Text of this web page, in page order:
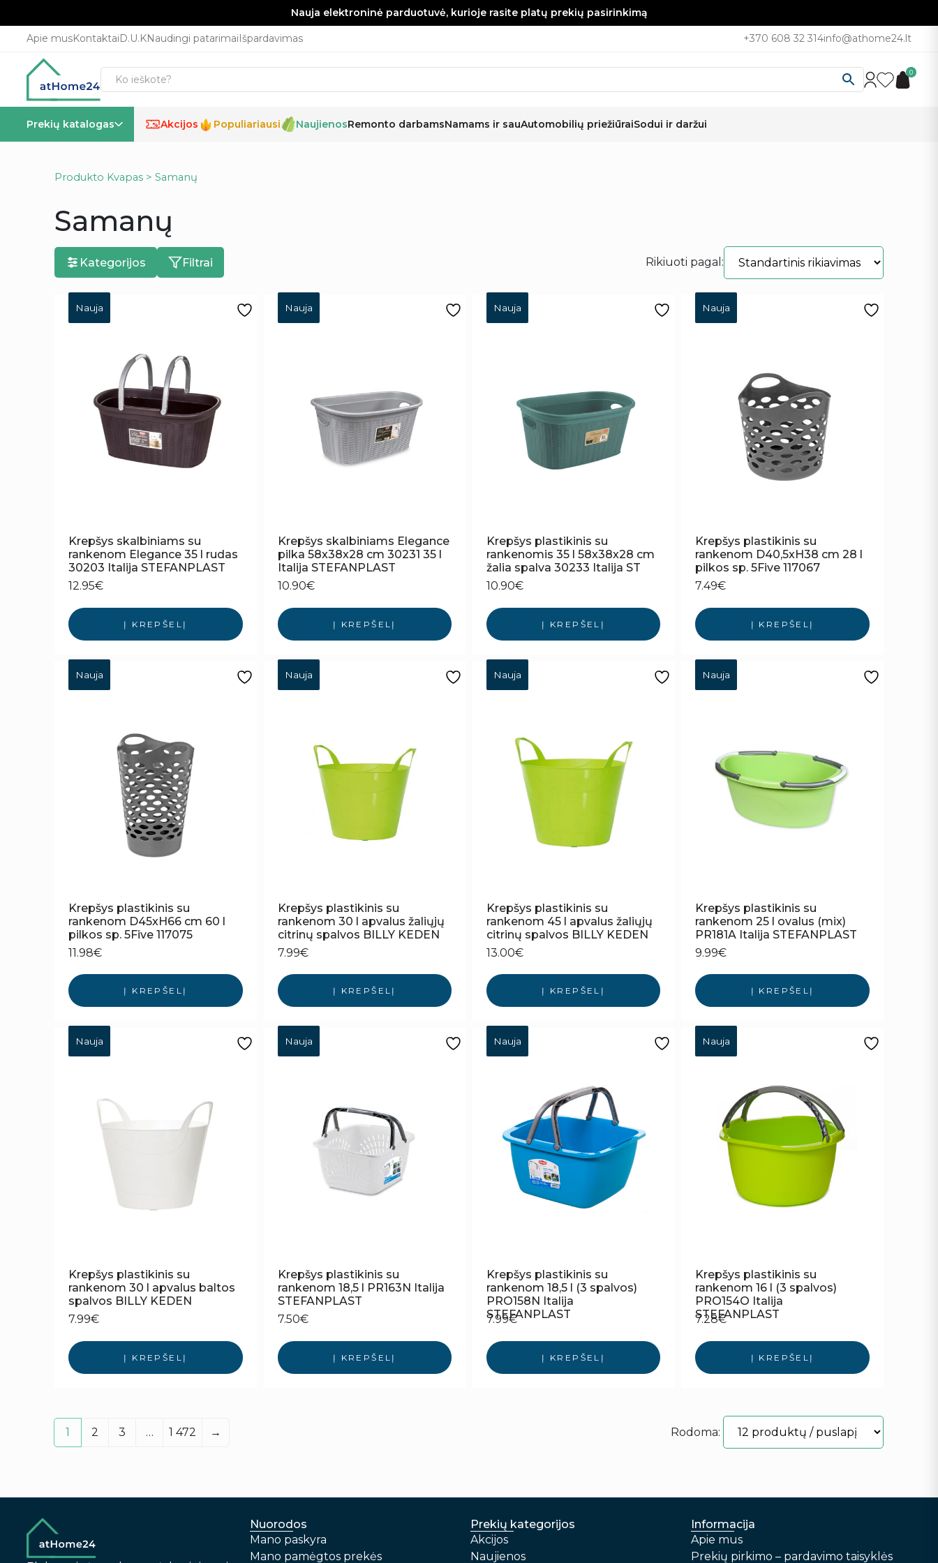
Nauja elektroninė parduotuvė, kurioje rasite platų prekių pasirinkimą
Apie musKontaktaiD.U.KNaudingi patarimaiIšpardavimas +370 608 32 314info@athome24.lt
0
Prekių katalogas % Akcijos Populiariausi NaujienosRemonto darbamsNamams ir sauAutomobilių priežiūraiSodui ir daržui
Produkto Kvapas > Samanų
Samanų
Kategorijos Filtrai Rikiuoti pagal:
Nauja
Krepšys skalbiniams su
rankenom Elegance 35 l rudas
30203 Italija STEFANPLAST
12.95€
Į KREPŠELĮ
Nauja
Krepšys skalbiniams Elegance
pilka 58x38x28 cm 30231 35 l
Italija STEFANPLAST
10.90€
Į KREPŠELĮ
Nauja
Krepšys plastikinis su
rankenomis 35 l 58x38x28 cm
žalia spalva 30233 Italija ST
10.90€
Į KREPŠELĮ
Nauja
Krepšys plastikinis su
rankenom D40,5xH38 cm 28 l
pilkos sp. 5Five 117067
7.49€
Į KREPŠELĮ
Nauja
Krepšys plastikinis su
rankenom D45xH66 cm 60 l
pilkos sp. 5Five 117075
11.98€
Į KREPŠELĮ
Nauja
Krepšys plastikinis su
rankenom 30 l apvalus žaliųjų
citrinų spalvos BILLY KEDEN
7.99€
Į KREPŠELĮ
Nauja
Krepšys plastikinis su
rankenom 45 l apvalus žaliųjų
citrinų spalvos BILLY KEDEN
13.00€
Į KREPŠELĮ
Nauja
Krepšys plastikinis su
rankenom 25 l ovalus (mix)
PR181A Italija STEFANPLAST
9.99€
Į KREPŠELĮ
Nauja
Krepšys plastikinis su
rankenom 30 l apvalus baltos
spalvos BILLY KEDEN
7.99€
Į KREPŠELĮ
Nauja
Krepšys plastikinis su
rankenom 18,5 l PR163N Italija
STEFANPLAST
7.50€
Į KREPŠELĮ
Nauja
Krepšys plastikinis su
rankenom 18,5 l (3 spalvos)
PRO158N Italija
STEFANPLAST
7.99€
Į KREPŠELĮ
Nauja
Krepšys plastikinis su
rankenom 16 l (3 spalvos)
PRO154O Italija
STEFANPLAST
7.28€
Į KREPŠELĮ
1 2 3 … 1 472 → Rodoma:
Nuorodos
Mano paskyra
Mano pamėgtos prekės
Prekių kategorijos
Akcijos
Naujienos
Informacija
Apie mus
Prekių pirkimo – pardavimo taisyklės